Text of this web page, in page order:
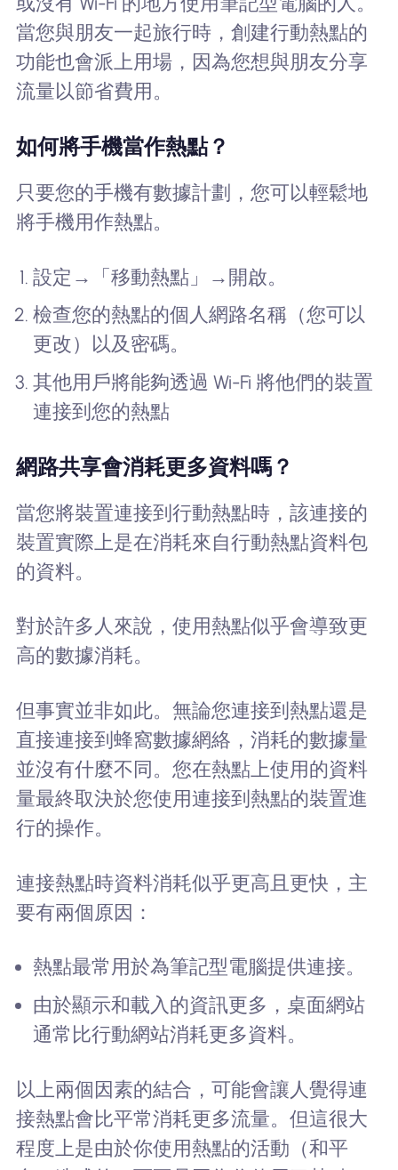
當您與朋友一起旅行時，創建行動熱點的
功能也會派上用場，因為您想與朋友分享
流量以節省費用。
如何將手機當作熱點？
只要您的手機有數據計劃，您可以輕鬆地
將手機用作熱點。
設定→「移動熱點」→開啟。
檢查您的熱點的個人網路名稱（您可以
更改）以及密碼。
其他用戶將能夠透過 Wi-Fi 將他們的裝置
連接到您的熱點
網路共享會消耗更多資料嗎？
當您將裝置連接到行動熱點時，該連接的
裝置實際上是在消耗來自行動熱點資料包
的資料。
對於許多人來說，使用熱點似乎會導致更
高的數據消耗。
但事實並非如此。無論您連接到熱點還是
直接連接到蜂窩數據網絡，消耗的數據量
並沒有什麼不同。您在熱點上使用的資料
量最終取決於您使用連接到熱點的裝置進
行的操作。
連接熱點時資料消耗似乎更高且更快，主
要有兩個原因：
熱點最常用於為筆記型電腦提供連接。
由於顯示和載入的資訊更多，桌面網站
通常比行動網站消耗更多資料。
以上兩個因素的結合，可能會讓人覺得連
接熱點會比平常消耗更多流量。但這很大
程度上是由於你使用熱點的活動（和平